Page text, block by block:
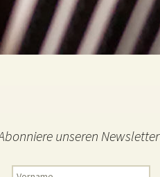
unseren Newsletter